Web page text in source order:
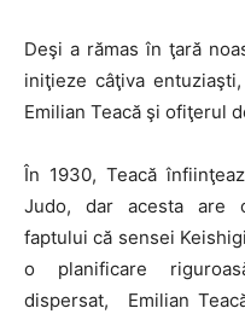
Deşi a rămas în ţară
iniţieze câţiva
Emilian Teacă şi ofiţerul
În 1930, Teacă
Judo, dar acesta are
faptului că sensei
o planificare
dispersat, Emilian